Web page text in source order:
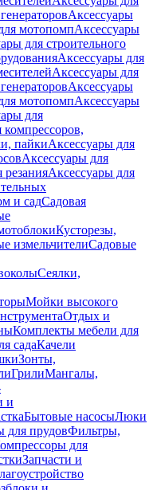
Аксессуары
мотопомпАксессуары
для строительного
Аксессуары для
Аксессуары для
Аксессуары
мотопомпАксессуары
для
компрессоров,
пайкиАксессуары для
Аксессуары для
резанияАксессуары для
и садСадовая
Кусторезы,
измельчителиСадовые
Сеялки,
Мойки высокого
Отдых и
Комплекты мебели для
садаКачели
Зонты,
ГрилиМангалы,
и
Бытовые насосыЛюки
для прудовФильтры,
для
Запчасти и